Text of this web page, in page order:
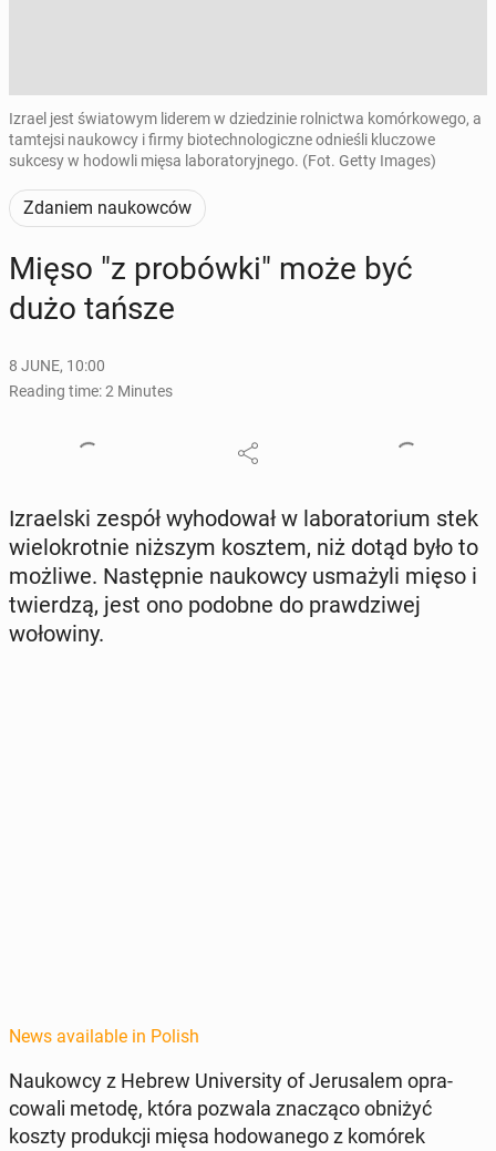
Izrael jest światowym liderem w dziedzinie rolnictwa komórkowego, a
tamtejsi naukowcy i firmy biotechnologiczne odnieśli kluczowe
sukcesy w hodowli mięsa laboratoryjnego. (Fot. Getty Images)
Zdaniem naukowców
Mięso "z probów­ki" może być
dużo tańsze
8 JUNE, 10:00
Reading time: 2 Minutes
Izrael­s­ki zespół wyhodował w lab­o­ra­to­ri­um stek
wielokrot­nie niższym kosztem, niż dotąd było to
możliwe. Następ­nie naukow­cy us­mażyli mięso i
twierdzą, jest ono podobne do prawdzi­wej
wołowiny.
News available in Polish
Naukow­cy z Hebrew Uni­ver­si­ty of Jerusalem opra­
cow­ali metodę, która pozwala znaczą­co obniżyć
koszty pro­dukcji mięsa hodowanego z komórek